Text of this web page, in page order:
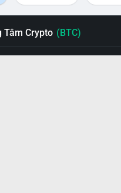
Tâm Crypto (BTC)